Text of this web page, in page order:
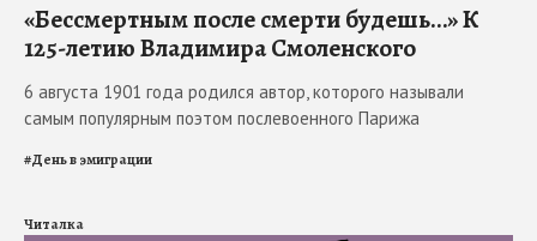
«Бессмертным после смерти будешь…» К
125-летию Владимира Смоленского
6 августа 1901 года родился автор, которого называли
самым популярным поэтом послевоенного Парижа
#День в эмиграции
Читалка